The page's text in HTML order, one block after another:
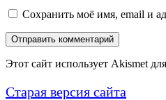
Сохранить моё имя, email и
Этот сайт использует Akismet
Старая версия сайта